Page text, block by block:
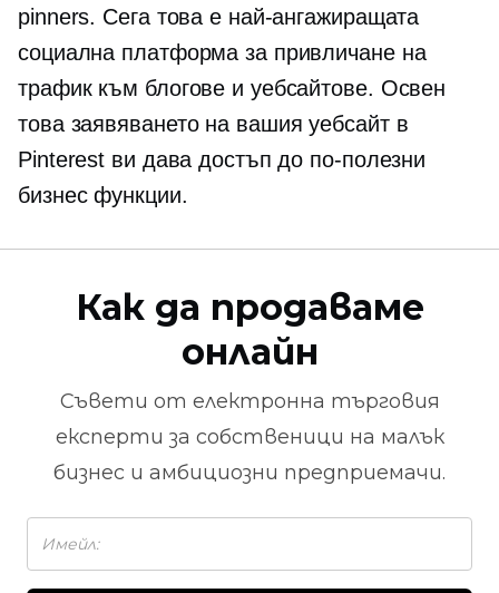
pinners. Сега това е най-ангажиращата
социална платформа за привличане на
трафик към блогове и уебсайтове. Освен
това заявяването на вашия уебсайт в
Pinterest ви дава достъп до по-полезни
бизнес функции.
Как да продаваме
онлайн
Съвети от електронна търговия
експерти за собственици на малък
бизнес и амбициозни предприемачи.